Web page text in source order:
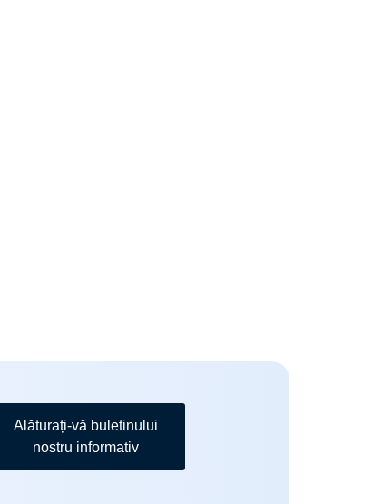
Alăturați-vă buletinului
nostru informativ